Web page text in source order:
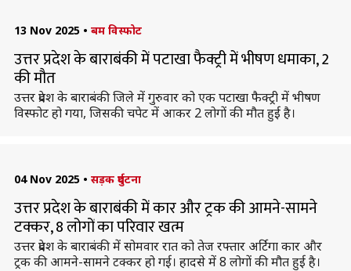
13 Nov 2025 • बम विस्फोट
उत्तर प्रदेश के बाराबंकी में पटाखा फैक्ट्री में भीषण धमाका, 2
की मौत
उत्तर प्रदेश के बाराबंकी जिले में गुरुवार को एक पटाखा फैक्ट्री में भीषण
विस्फोट हो गया, जिसकी चपेट में आकर 2 लोगों की मौत हुई है।
04 Nov 2025 • सड़क दुर्घटना
उत्तर प्रदेश के बाराबंकी में कार और ट्रक की आमने-सामने
टक्कर, 8 लोगों का परिवार खत्म
उत्तर प्रदेश के बाराबंकी में सोमवार रात को तेज रफ्तार अर्टिगा कार और
ट्रक की आमने-सामने टक्कर हो गई। हादसे में 8 लोगों की मौत हुई है।